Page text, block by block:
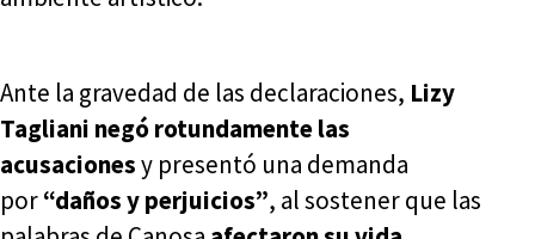
Ante la gravedad de las declaraciones, Lizy
Tagliani negó rotundamente las
acusacionesy presentó una demanda
por“daños y perjuicios”, al sostener que las